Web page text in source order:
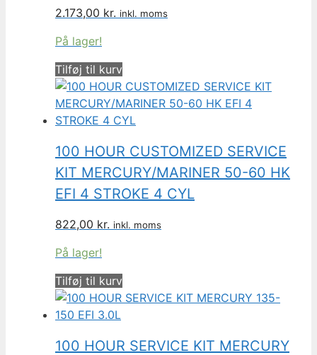
2.173,00 kr. inkl. moms
På lager!
Tilføj til kurv
100 HOUR CUSTOMIZED SERVICE
KIT MERCURY/MARINER 50-60 HK
EFI 4 STROKE 4 CYL
822,00 kr. inkl. moms
På lager!
Tilføj til kurv
100 HOUR SERVICE KIT MERCURY